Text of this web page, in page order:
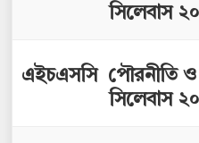
সিলেবাস
এইচএসসি পৌরনীতি ও
সিলেবাস